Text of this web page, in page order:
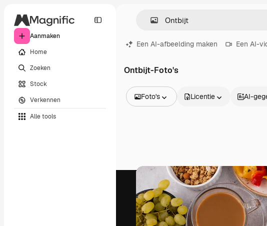
Aanmaken
Home
Zoeken
Stock
Verkennen
Alle tools
Een AI-afbeelding maken Een AI-
Ontbijt-Foto's
Foto's
Video's
Filmmateriaal
Dynamische afbeeldingen
Videosjablonen
Iconen
3D-modellen
Lettertypen
Licentie AI-